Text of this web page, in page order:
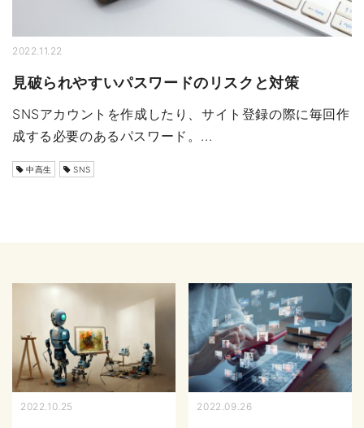
2022.11.22
見破られやすいパスワードのリスクと対策
SNSアカウントを作成したり、サイト登録の際に毎回作
成する必要のあるパスワード。...
中高生 SNS
2022.10.25 2022.09.26